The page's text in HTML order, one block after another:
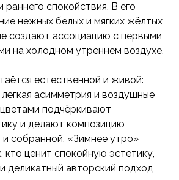
раннего спокойствия. В его
нежных белых и мягких жёлтых
создают ассоциацию с первыми
на холодном утреннем воздухе.
естественной и живой:
асимметрия и воздушные
подчёркивают
и делают композицию
и собранной. «Зимнее утро»
кто ценит спокойную эстетику,
деликатный авторский подход